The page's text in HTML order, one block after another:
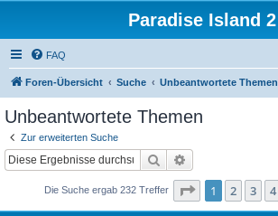
Paradise Island 2
FAQ
Foren-Übersicht Suche Unbeantwortete Themen
Unbeantwortete Themen
Zur erweiterten Suche
Suche
Die Suche ergab 232 Treffer Seite 1von 10
1 2 3 4